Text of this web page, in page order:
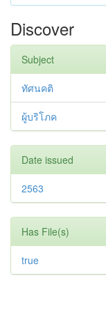
Discover
Subject
ทัศนคติ
ผู้บริโภค
Date issued
2563
Has File(s)
true